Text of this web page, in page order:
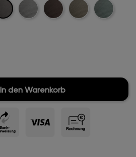
Hellgrau-Dunkelbraun-
Khaki-
Mintgreen-
In den Warenkorb